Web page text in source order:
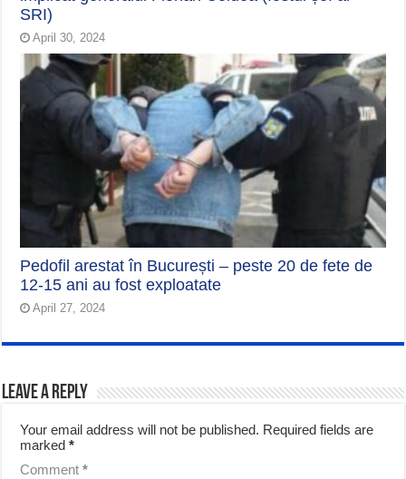
SRI)
April 30, 2024
Pedofil arestat în București – peste 20 de fete de
12-15 ani au fost exploatate
April 27, 2024
Leave a Reply
Your email address will not be published. Required fields are
marked*
Comment*